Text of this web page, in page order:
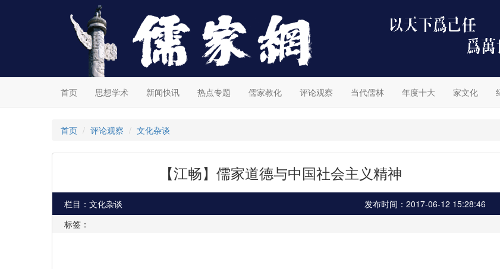
首页 思想学术 新闻快讯 热点专题 儒家教化 评论观察 当代儒林 年度十大 家文化
首页 评论观察 文化杂谈
【江畅】儒家道德与中国社会主义精神
栏目：文化杂谈
发布时间：2017-06-12 15:28:46
标签：